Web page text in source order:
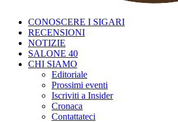
CONOSCERE I SIGARI
RECENSIONI
NOTIZIE
SALONE 40
CHI SIAMO
Editoriale
Prossimi eventi
Iscriviti a Insider
Cronaca
Contattateci